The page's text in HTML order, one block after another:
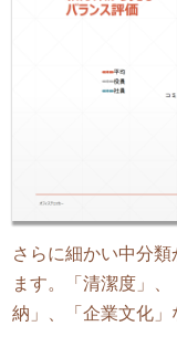
さらに細かい中分
ます。「清潔度」
納」、「企業文化」